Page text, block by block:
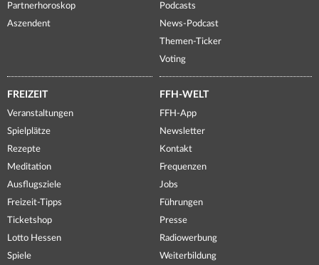
Partnerhoroskop
Aszendent
Podcasts
News-Podcast
Themen-Ticker
Voting
FREIZEIT
Veranstaltungen
Spielplätze
Rezepte
Meditation
Ausflugsziele
Freizeit-Tipps
Ticketshop
Lotto Hessen
Spiele
FFH-WELT
FFH-App
Newsletter
Kontakt
Frequenzen
Jobs
Führungen
Presse
Radiowerbung
Weiterbildung